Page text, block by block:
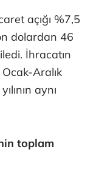
açığı %7,5
dolardan 46
İhracatın
Aralık
aynı
toplam